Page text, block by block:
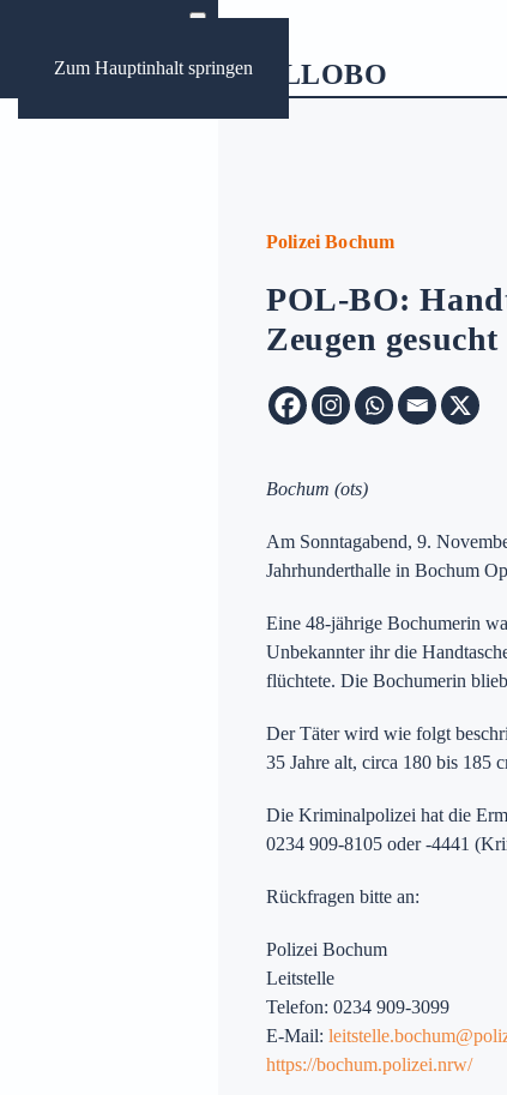
Zum Hauptinhalt springen
Polizei Bochum
POL-BO:
Zeugen gesucht
Bochum (ots)
Am Sonntagabend, 9.
Jahrhunderthalle in Bochum
Eine 48-jährige Bochumerin
Unbekannter ihr die
flüchtete. Die Bochumerin
Der Täter wird wie folgt
35 Jahre alt, circa 180 bis 185
Die Kriminalpolizei hat die
0234 909-8105 oder -4441
Rückfragen bitte an:
Polizei Bochum
Leitstelle
Telefon: 0234 909-3099
E-Mail:
https://bochum.polizei.nrw/